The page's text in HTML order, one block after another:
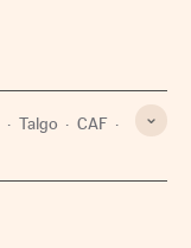
Talgo CAF